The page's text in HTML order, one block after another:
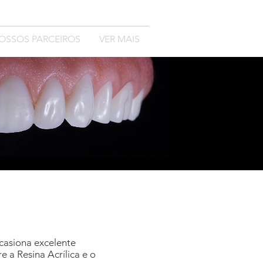
PARCEIROS VER MAIS
excelente
a Resina Acrílica e o